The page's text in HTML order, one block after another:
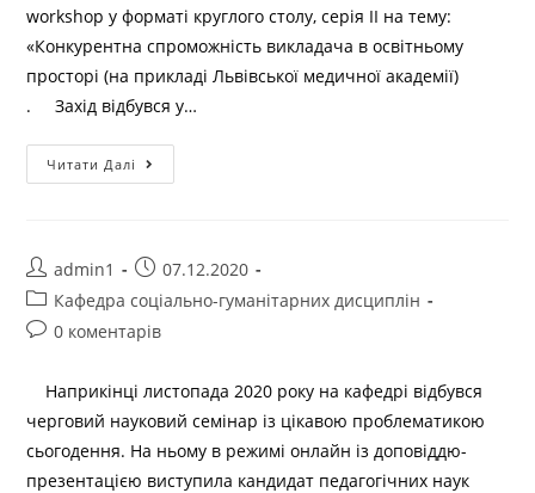
workshop у форматі круглого столу, серія ІІ на тему:
«Конкурентна спроможність викладача в освітньому
просторі (на прикладі Львівської медичної академії)
. Захід відбувся у…
Читати Далі
admin1
07.12.2020
Кафедра соціально-гуманітарних дисциплін
0 коментарів
Наприкінці листопада 2020 року на кафедрі відбувся
черговий науковий семінар із цікавою проблематикою
сьогодення. На ньому в режимі онлайн із доповіддю-
презентацією виступила кандидат педагогічних наук